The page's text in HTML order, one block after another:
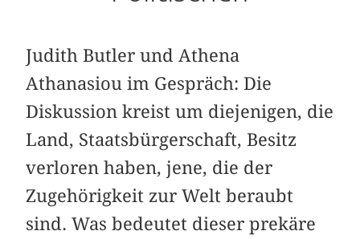
Judith Butler und Athena
Athanasiou im Gespräch: Die
Diskussion kreist um diejenigen, die
Land, Staatsbürgerschaft, Besitz
verloren haben, jene, die der
Zugehörigkeit zur Welt beraubt
sind. Was bedeutet dieser prekäre